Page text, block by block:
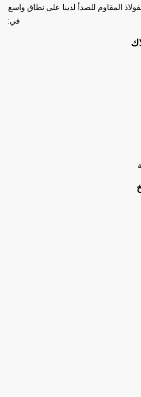
المقاوم للصدأ لدينا على نطاق واسع
في: